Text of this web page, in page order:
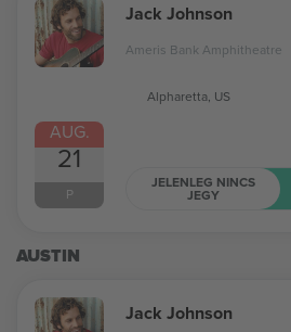
AUG.
21
P
Jack Johnson
Ameris Bank Amphitheatre
Alpharetta, US
JELENLEG NINCS
JEGY
AUSTIN
Jack Johnson